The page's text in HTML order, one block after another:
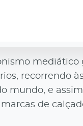
mediático
recorrendo
mundo, e
de